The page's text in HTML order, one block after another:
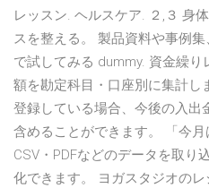
レッスン. ヘルスケア. ２,３ 身
スを整える。 製品資料や事例
で試してみる dummy. 資金繰
額を勘定科目・口座別に集計
登録している場合、今後の入出
含めることができます。 「今月
CSV・PDFなどのデータを取り
化できます。 ヨガスタジオの